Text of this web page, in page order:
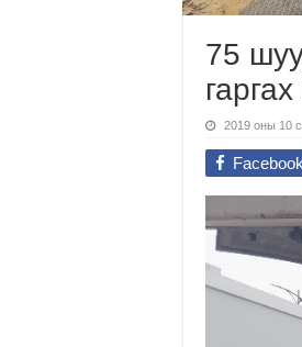
75
2019 оны 10
Facebook